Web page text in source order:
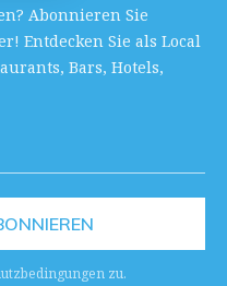
Abonnieren Sie
Entdecken Sie als Local
Bars, Hotels,
zu.